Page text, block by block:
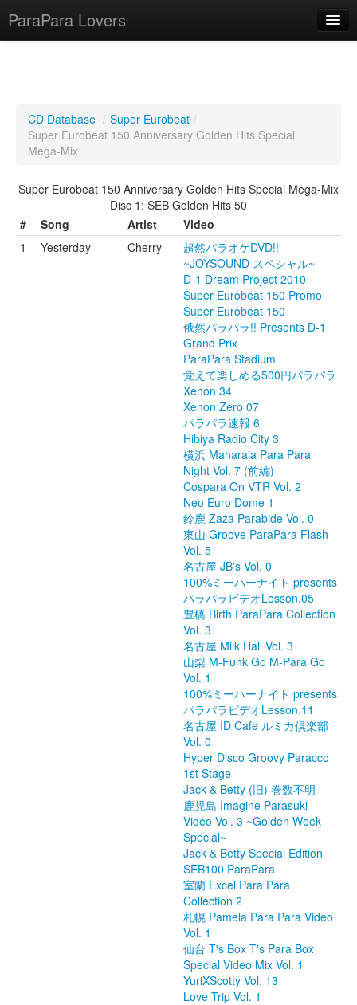
ParaPara Lovers
ParaPara Video Database
Lesson Database
CD Database / Super Eurobeat /
Super Eurobeat 150 Anniversary Golden Hits Special
Mega-Mix
Super Eurobeat 150 Anniversary Golden Hits Special Mega-Mix
Disc 1: SEB Golden Hits 50
#
Song Artist
Video
1
Yesterday Cherry
超然パラオケDVD!!
~JOYSOUND スペシャル~
D-1 Dream Project 2010
Super Eurobeat 150 Promo
Super Eurobeat 150
俄然パラパラ!! Presents D-1
Grand Prix
ParaPara Stadium
覚えて楽しめる500円パラパラ
Xenon 34
Xenon Zero 07
パラパラ速報 6
Hibiya Radio City 3
横浜 Maharaja Para Para
Night Vol. 7 (前編)
Cospara On VTR Vol. 2
Neo Euro Dome 1
鈴鹿 Zaza Parabide Vol. 0
東山 Groove ParaPara Flash
Vol. 5
名古屋 JB's Vol. 0
100%ミーハーナイト presents
パラパラビデオLesson.05
豊橋 Birth ParaPara Collection
Vol. 3
名古屋 Milk Hall Vol. 3
山梨 M-Funk Go M-Para Go
Vol. 1
100%ミーハーナイト presents
パラパラビデオLesson.11
名古屋 ID Cafe ルミカ倶楽部
Vol. 0
Hyper Disco Groovy Paracco
1st Stage
Jack & Betty (旧) 巻数不明
鹿児島 Imagine Parasuki
Video Vol. 3 ~Golden Week
Special~
Jack & Betty Special Edition
SEB100 ParaPara
室蘭 Excel Para Para
Collection 2
札幌 Pamela Para Para Video
Vol. 1
仙台 T's Box T's Para Box
Special Video Mix Vol. 1
YuriXScotty Vol. 13
Love Trip Vol. 1